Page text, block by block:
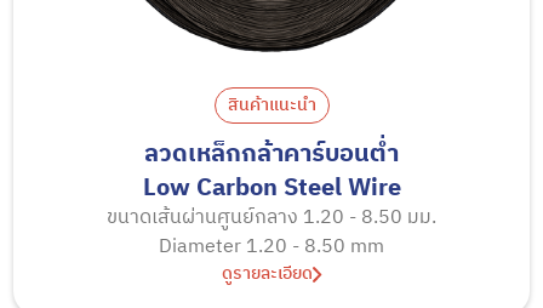
สินค้าแนะนำ
ลวดเหล็กกล้าคาร์บอนตํ่า
Low Carbon Steel Wire
ขนาดเส้นผ่านศูนย์กลาง 1.20 - 8.50 มม.
Diameter 1.20 - 8.50 mm
ดูรายละเอียด